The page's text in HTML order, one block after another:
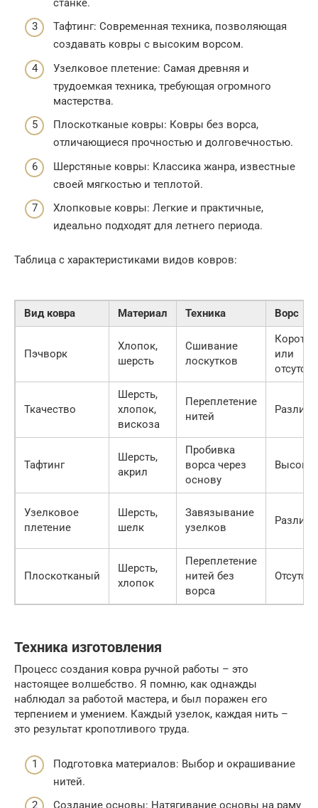
станке.
Тафтинг: Современная техника, позволяющая
создавать ковры с высоким ворсом.
Узелковое плетение: Самая древняя и
трудоемкая техника, требующая огромного
мастерства.
Плоскотканые ковры: Ковры без ворса,
отличающиеся прочностью и долговечностью.
Шерстяные ковры: Классика жанра, известные
своей мягкостью и теплотой.
Хлопковые ковры: Легкие и практичные,
идеально подходят для летнего периода.
Таблица с характеристиками видов ковров:
Вид ковра Материал Техника Ворс
Пэчворк
Хлопок,
шерсть
Сшивание
лоскутков
или
Ткачество
Шерсть,
хлопок,
вискоза
Переплетение
нитей
Тафтинг
Шерсть,
акрил
Пробивка
ворса через
основу
Узелковое
плетение
Шерсть,
шелк
Завязывание
узелков
Плоскотканый
Шерсть,
хлопок
Переплетение
нитей без
ворса
Техника изготовления
Процесс создания ковра ручной работы – это
настоящее волшебство. Я помню, как однажды
наблюдал за работой мастера, и был поражен его
терпением и умением. Каждый узелок, каждая нить –
это результат кропотливого труда.
Подготовка материалов: Выбор и окрашивание
нитей.
Создание основы: Натягивание основы на раму